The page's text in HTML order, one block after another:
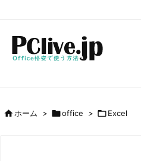
ホーム > office > Excel